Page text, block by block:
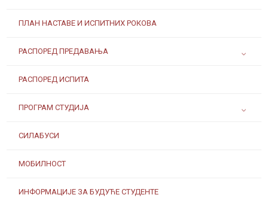
ПЛАН НАСТАВЕ И ИСПИТНИХ РОКОВА
РАСПОРЕД ПРЕДАВАЊА
РАСПОРЕД ИСПИТА
ПРОГРАМ СТУДИЈА
СИЛАБУСИ
МОБИЛНОСТ
ИНФОРМАЦИЈЕ ЗА БУДУЋЕ СТУДЕНТЕ